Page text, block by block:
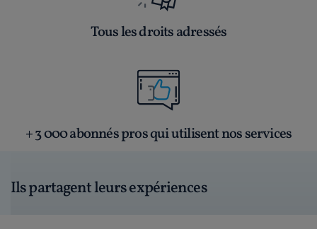
Tous les droits adressés
+ 3 000 abonnés pros qui utilisent nos services
Ils partagent leurs expériences